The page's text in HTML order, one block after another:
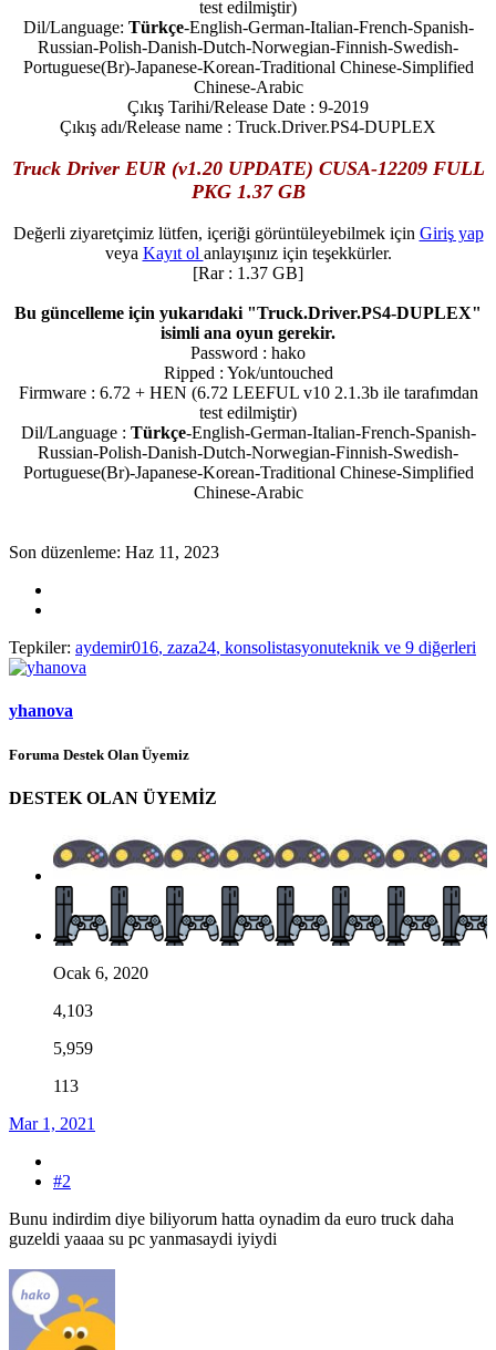
test edilmiştir)
Dil/Language: Türkçe-English-German-Italian-French-Spanish-
Russian-Polish-Danish-Dutch-Norwegian-Finnish-Swedish-
Portuguese(Br)-Japanese-Korean-Traditional Chinese-Simplified
Chinese-Arabic
Çıkış Tarihi/Release Date : 9-2019
Çıkış adı/Release name : Truck.Driver.PS4-DUPLEX
Truck Driver EUR (v1.20 UPDATE) CUSA-12209 FULL
PKG 1.37 GB
Değerli ziyaretçimiz lütfen, içeriği görüntüleyebilmek için Giriş yap
veya Kayıt ol anlayışınız için teşekkürler.
[Rar : 1.37 GB]
Bu güncelleme için yukarıdaki "Truck.Driver.PS4-DUPLEX"
isimli ana oyun gerekir.
Password : hako
Ripped : Yok/untouched
Firmware : 6.72 + HEN (6.72 LEEFUL v10 2.1.3b ile tarafımdan
test edilmiştir)
Dil/Language : Türkçe-English-German-Italian-French-Spanish-
Russian-Polish-Danish-Dutch-Norwegian-Finnish-Swedish-
Portuguese(Br)-Japanese-Korean-Traditional Chinese-Simplified
Chinese-Arabic
Son düzenleme: Haz 11, 2023
Tepkiler: aydemir016, zaza24, konsolistasyonuteknik ve 9 diğerleri
yhanova
Foruma Destek Olan Üyemiz
DESTEK OLAN ÜYEMİZ
Ocak 6, 2020
4,103
5,959
113
Mar 1, 2021
#2
Bunu indirdim diye biliyorum hatta oynadim da euro truck daha
guzeldi yaaaa su pc yanmasaydi iyiydi